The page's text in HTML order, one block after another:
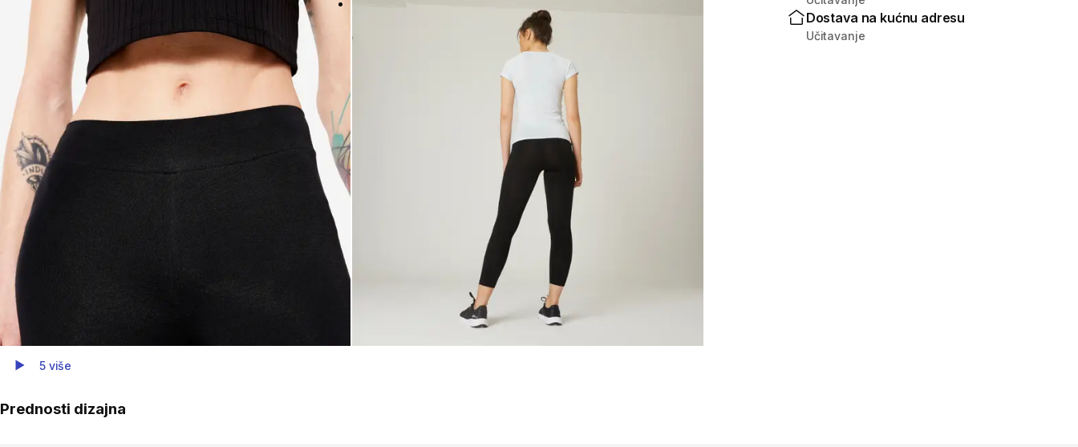
Play Video
5 više
Dostava na kućnu adresu
Učitavanje
Prednosti dizajna